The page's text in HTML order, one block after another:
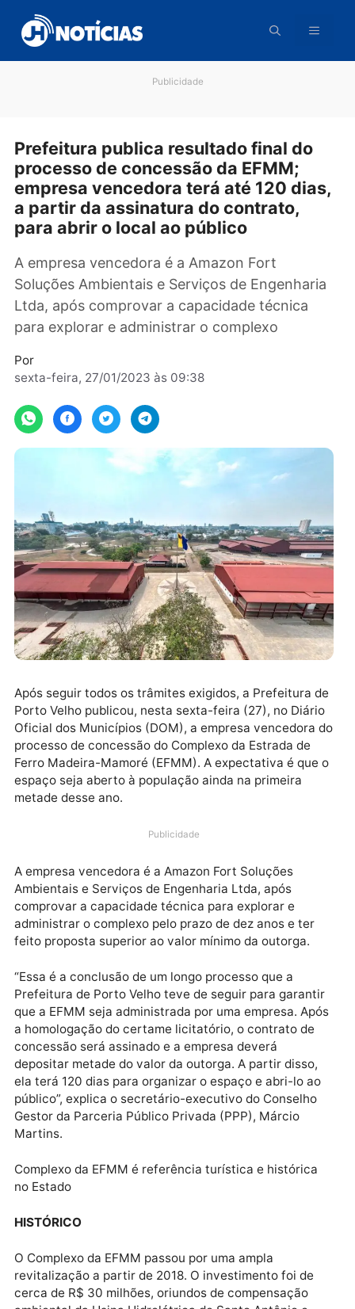
para
conteúdo
Prefeitura publica resultado final do
processo de concessão da EFMM;
empresa vencedora terá até 120
a partir da assinatura do contrato,
para abrir o local ao público
A empresa vencedora é a Amazon Fort
Soluções Ambientais e Serviços de
Ltda, após comprovar a capacidade técnica
para explorar e administrar o complexo
sexta-feira, 27/01/2023 às 09:38
Após seguir todos os trâmites exigidos, a Prefeitura
Porto Velho publicou, nesta sexta-feira (27), no
processo de concessão do Complexo da Estrada de
espaço seja aberto à população ainda na primeira
metade desse ano.
Publicidade
A empresa vencedora é a Amazon Fort Soluções
Ambientais e Serviços de Engenharia Ltda, após
comprovar a capacidade técnica para explorar e
administrar o complexo pelo prazo de dez anos e ter
feito proposta superior ao valor mínimo da outorga.
“Essa é a conclusão de um longo processo que a
Prefeitura de Porto Velho teve de seguir para
que a EFMM seja administrada por uma empresa.
a homologação do certame licitatório, o contrato de
concessão será assinado e a empresa deverá
depositar metade do valor da outorga. A partir disso,
público”, explica o secretário-executivo do Conselho
Martins.
Complexo da EFMM é referência turística e histórica